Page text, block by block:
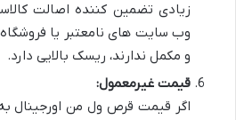
زیادی تضمین کننده اصالت
وب سایت های نامعتبر یا
و مکمل ندارند، ریسک بالایی دارد.
قیمت غیرمعمول:
اگر قیمت قرص ول من اورجینال